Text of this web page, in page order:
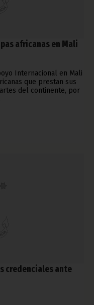
africanas en Mali
Internacional en Mali
que prestan sus
del continente, por
credenciales ante